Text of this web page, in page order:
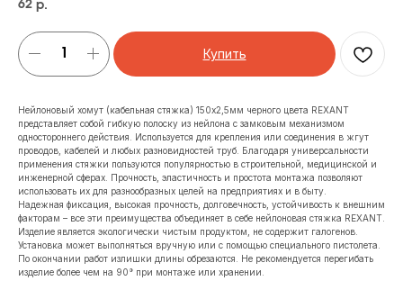
62 р.
Купить
Нейлоновый хомут (кабельная стяжка) 150x2,5мм черного цвета REXANT
представляет собой гибкую полоску из нейлона с замковым механизмом
одностороннего действия. Используется для крепления или соединения в жгут
проводов, кабелей и любых разновидностей труб. Благодаря универсальности
применения стяжки пользуются популярностью в строительной, медицинской и
инженерной сферах. Прочность, эластичность и простота монтажа позволяют
использовать их для разнообразных целей на предприятиях и в быту.
Надежная фиксация, высокая прочность, долговечность, устойчивость к внешним
факторам – все эти преимущества объединяет в себе нейлоновая стяжка REXANT.
Изделие является экологически чистым продуктом, не содержит галогенов.
Установка может выполняться вручную или с помощью специального пистолета.
По окончании работ излишки длины обрезаются. Не рекомендуется перегибать
изделие более чем на 90° при монтаже или хранении.